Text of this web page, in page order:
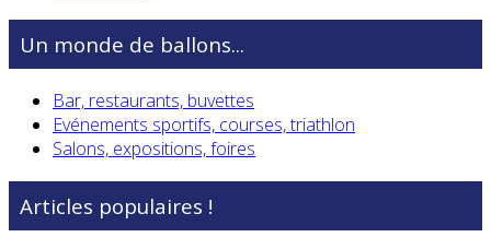
Un monde de ballons...
Bar, restaurants, buvettes
Evénements sportifs, courses, triathlon
Salons, expositions, foires
Articles populaires !